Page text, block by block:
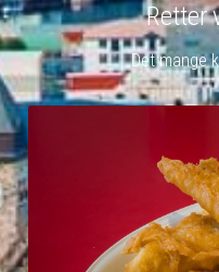
Retter
Det mange